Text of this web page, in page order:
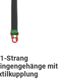
1-Strang
mit